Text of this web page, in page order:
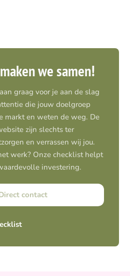
we samen!
graag voor je aan de slag
die jouw doelgroep
markt en weten de weg. De
zijn slechts ter
en verrassen wij jou.
werk? Onze checklist helpt
investering.
contact